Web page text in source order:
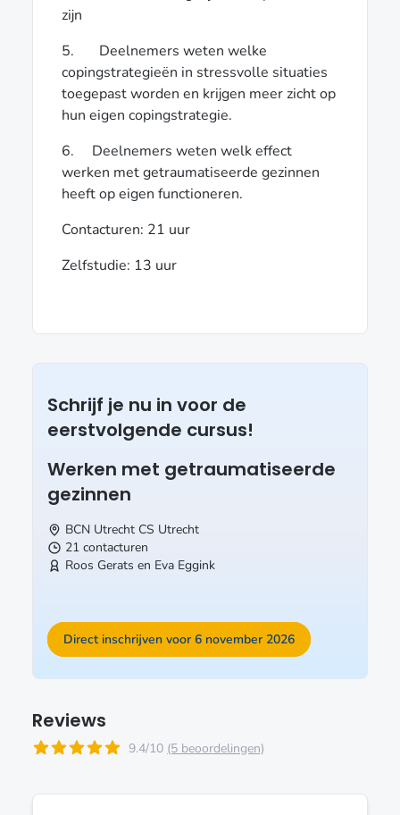
zijn
5. Deelnemers weten welke
copingstrategieën in stressvolle situaties
toegepast worden en krijgen meer zicht op
hun eigen copingstrategie.
6. Deelnemers weten welk effect
werken met getraumatiseerde gezinnen
heeft op eigen functioneren.
Contacturen: 21 uur
Zelfstudie: 13 uur
Schrijf je nu in voor de
eerstvolgende cursus!
Werken met getraumatiseerde
gezinnen
BCN Utrecht CS Utrecht
21 contacturen
Roos Gerats en Eva Eggink
Direct inschrijven voor 6 november 2026
Reviews
9.4/10 (5 beoordelingen)